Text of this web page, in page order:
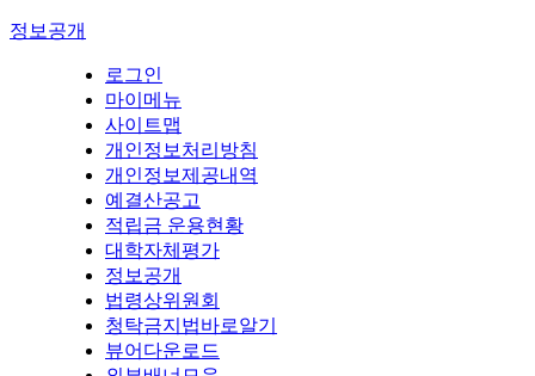
정보공개
로그인
마이메뉴
사이트맵
개인정보처리방침
개인정보제공내역
예결산공고
적립금 운용현황
대학자체평가
정보공개
법령상위원회
청탁금지법바로알기
뷰어다운로드